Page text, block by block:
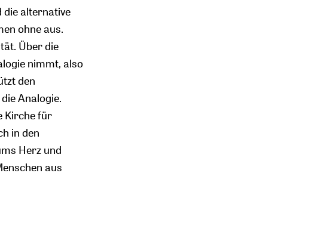
die alternative
ohne aus.
Über die
nimmt, also
den
Analogie.
Kirche für
in den
Herz und
aus